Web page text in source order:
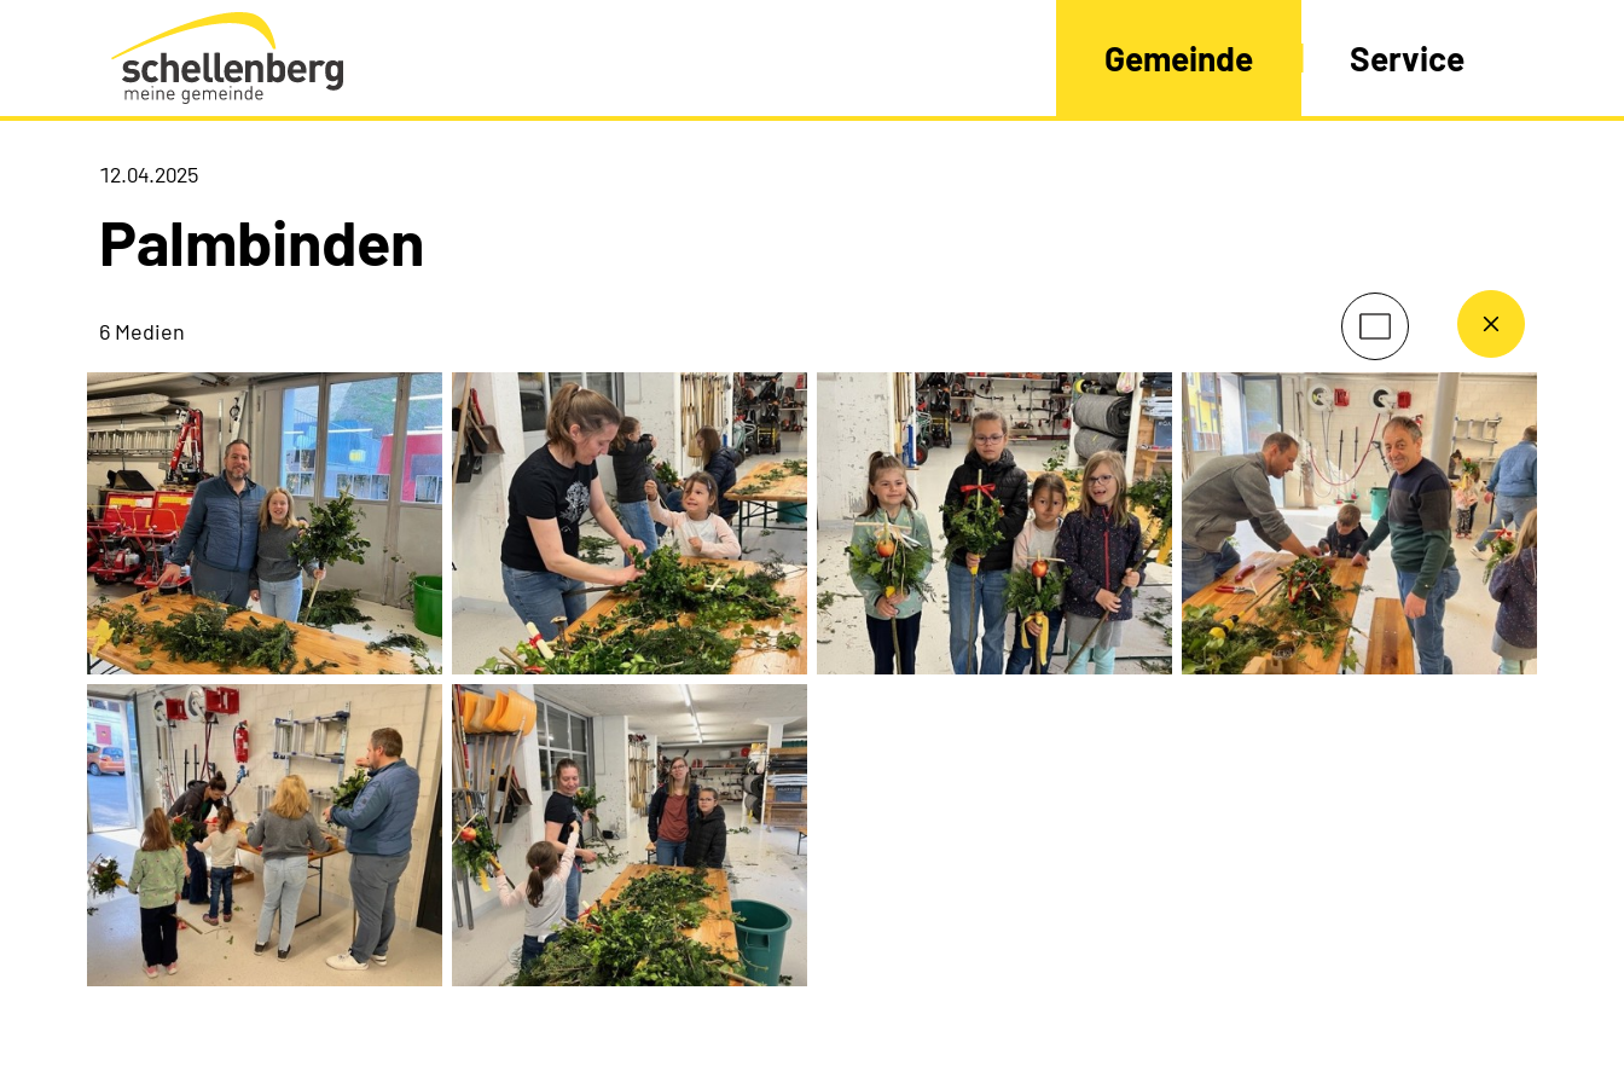
Gemeinde Schellenberg Startseite
Gemeinde Service
12.04.2025
Palmbinden
6 Medien